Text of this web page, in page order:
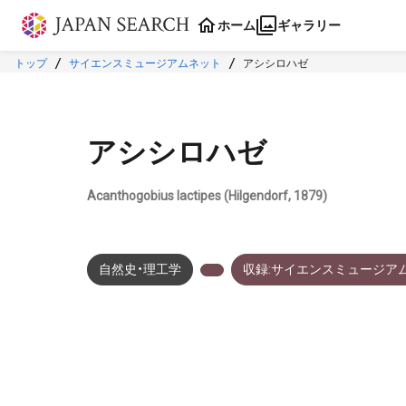
本文に飛ぶ
ホーム ギャラリー
トップ サイエンスミュージアムネット アシシロハゼ
アシシロハゼ
Acanthogobius lactipes (Hilgendorf, 1879)
自然史・理工学 収録:サイエンスミュージア